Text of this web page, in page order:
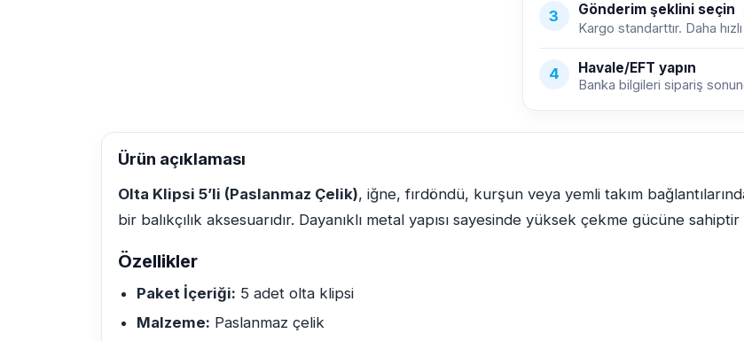
3 Gönderim şeklini seçin
Kargo standarttır. Daha
4 Havale/EFT yapın
Banka bilgileri sipariş
Ürün açıklaması
Olta Klipsi 5’li (Paslanmaz Çelik), iğne, fırdöndü, kurşun veya yemli takım
bir balıkçılık aksesuarıdır. Dayanıklı metal yapısı sayesinde yüksek çekme gücüne
Özellikler
Paket İçeriği: 5 adet olta klipsi
Malzeme: Paslanmaz çelik